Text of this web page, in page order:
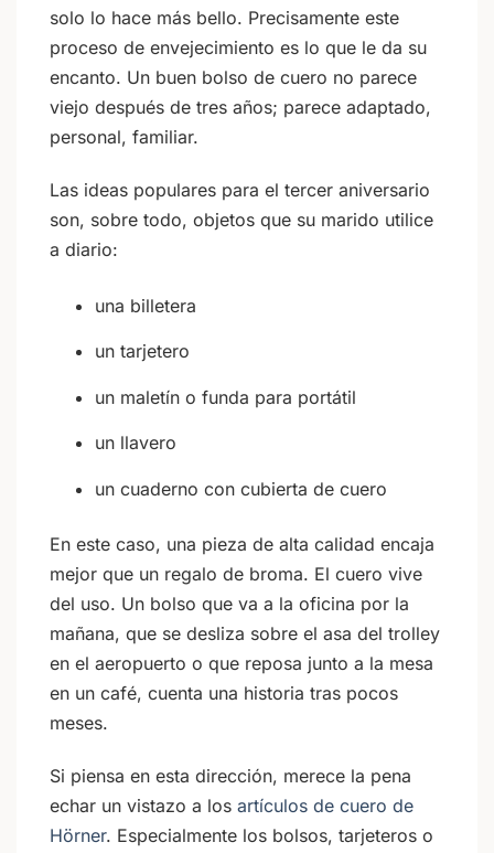
solo lo hace más bello. Precisamente este
proceso de envejecimiento es lo que le da su
encanto. Un buen bolso de cuero no parece
viejo después de tres años; parece adaptado,
personal, familiar.
Las ideas populares para el tercer aniversario
son, sobre todo, objetos que su marido utilice
a diario:
una billetera
un tarjetero
un maletín o funda para portátil
un llavero
un cuaderno con cubierta de cuero
En este caso, una pieza de alta calidad encaja
mejor que un regalo de broma. El cuero vive
del uso. Un bolso que va a la oficina por la
mañana, que se desliza sobre el asa del trolley
en el aeropuerto o que reposa junto a la mesa
en un café, cuenta una historia tras pocos
meses.
Si piensa en esta dirección, merece la pena
echar un vistazo a los artículos de cuero de
Hörner. Especialmente los bolsos, tarjeteros o